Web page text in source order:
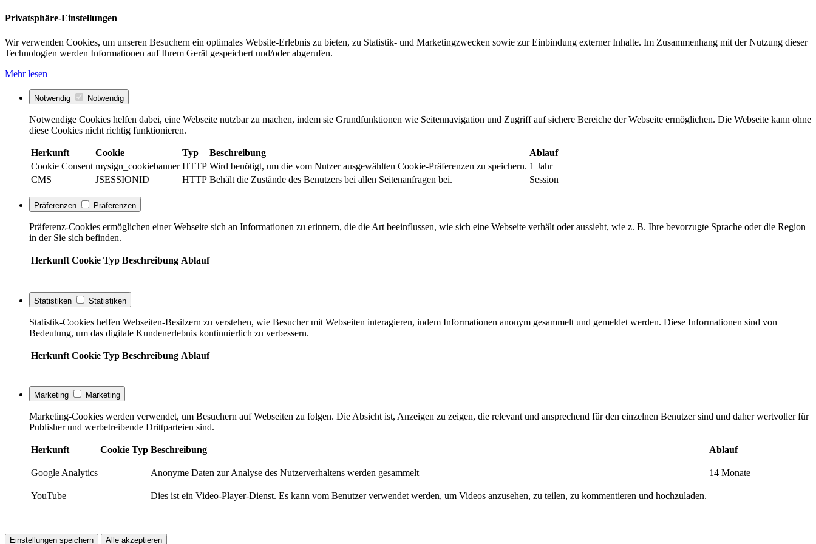
Privatsphäre-Einstellungen
Wir verwenden Cookies, um unseren Besuchern ein optimales Website-Erlebnis zu bieten, zu Statistik- und Marketingzwecken sowie zur Einbindung externer Inhalte. Im Zusammenhang mit der Nutzung dieser
Technologien werden Informationen auf Ihrem Gerät gespeichert und/oder abgerufen.
Mehr lesen
Notwendig Notwendig
Notwendige Cookies helfen dabei, eine Webseite nutzbar zu machen, indem sie Grundfunktionen wie Seitennavigation und Zugriff auf sichere Bereiche der Webseite ermöglichen. Die Webseite kann ohne
diese Cookies nicht richtig funktionieren.
Herkunft Cookie Typ Beschreibung
Ablauf
Cookie Consent mysign_cookiebanner HTTP Wird benötigt, um die vom Nutzer ausgewählten Cookie-Präferenzen zu speichern. 1 Jahr
CMS
JSESSIONID HTTP Behält die Zustände des Benutzers bei allen Seitenanfragen bei. Session
Präferenzen Präferenzen
Präferenz-Cookies ermöglichen einer Webseite sich an Informationen zu erinnern, die die Art beeinflussen, wie sich eine Webseite verhält oder aussieht, wie z. B. Ihre bevorzugte Sprache oder die Region
in der Sie sich befinden.
Herkunft Cookie Typ Beschreibung Ablauf
Statistiken Statistiken
Statistik-Cookies helfen Webseiten-Besitzern zu verstehen, wie Besucher mit Webseiten interagieren, indem Informationen anonym gesammelt und gemeldet werden. Diese Informationen sind von
Bedeutung, um das digitale Kundenerlebnis kontinuierlich zu verbessern.
Herkunft Cookie Typ Beschreibung Ablauf
Marketing Marketing
Marketing-Cookies werden verwendet, um Besuchern auf Webseiten zu folgen. Die Absicht ist, Anzeigen zu zeigen, die relevant und ansprechend für den einzelnen Benutzer sind und daher wertvoller für
Publisher und werbetreibende Drittparteien sind.
Herkunft Cookie Typ Beschreibung Ablauf
Google Analytics Anonyme Daten zur Analyse des Nutzerverhaltens werden gesammelt 14 Monate
YouTube Dies ist ein Video-Player-Dienst. Es kann vom Benutzer verwendet werden, um Videos anzusehen, zu teilen, zu kommentieren und hochzuladen.
Einstellungen speichern Alle akzeptieren